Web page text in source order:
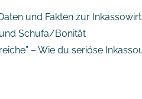
und Fakten zur
und Schufa/Bonität
– Wie du seriöse